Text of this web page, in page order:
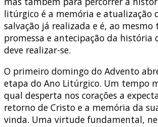
litúrgico é a memória e atualização
salvação já realizada e é, ao mesmo
promessa e antecipação da história
deve realizar-se.
O primeiro domingo do Advento
etapa do Ano Litúrgico. Um tempo
qual desperta nos corações a
retorno de Cristo e a memória da
vinda. Uma virtude fundamental,